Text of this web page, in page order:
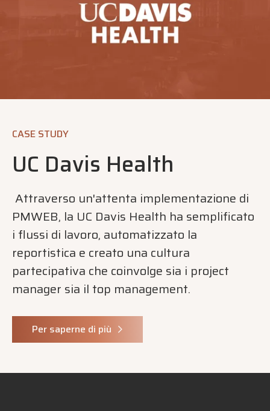
CASE STUDY
UC Davis Health
Attraverso un'attenta implementazione di
PMWEB, la UC Davis Health ha semplificato
i flussi di lavoro, automatizzato la
reportistica e creato una cultura
partecipativa che coinvolge sia i project
manager sia il top management.
Per saperne di più